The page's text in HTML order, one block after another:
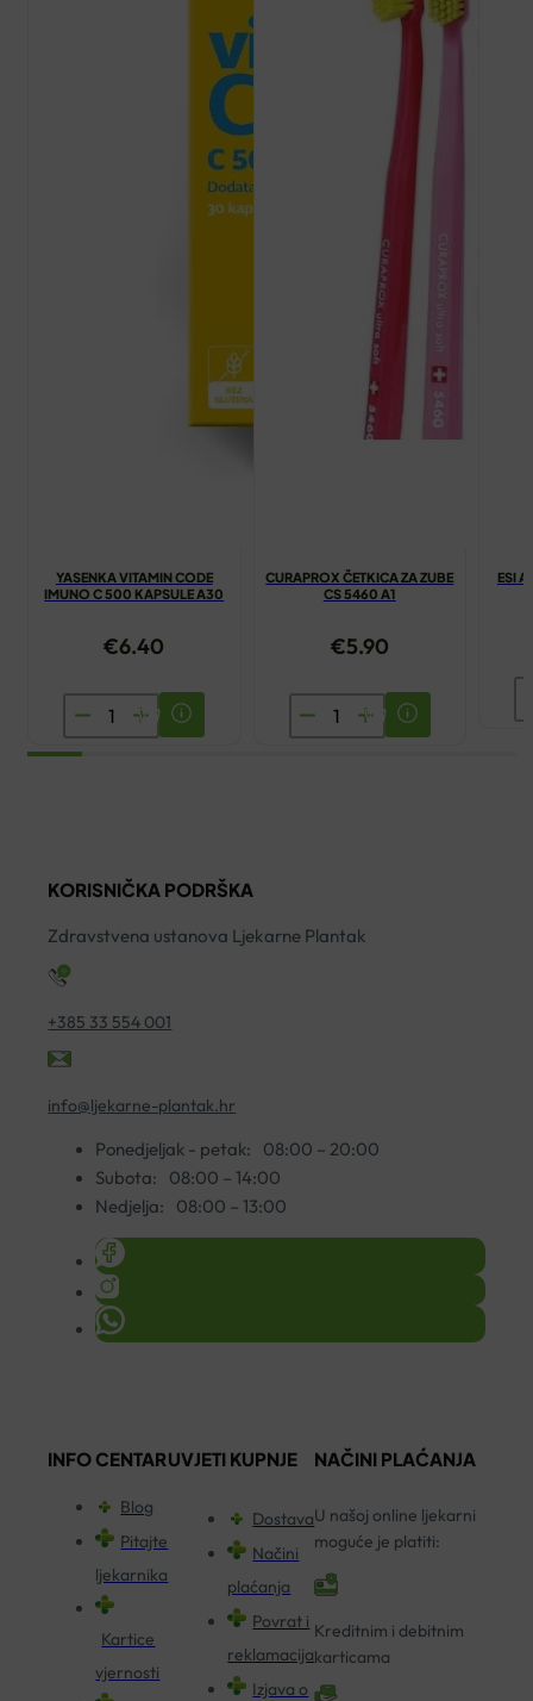
YASENKA VITAMIN CODE
IMUNO C 500 KAPSULE A30
€6.40
YASENKA
VITAMIN
KAPSULE
A30
CURAPROX ČETKICA ZA ZUBE
CS 5460 A1
€5.90
CURAPROX
ČETKICA
količina
ESI
KORISNIČKA PODRŠKA
Zdravstvena ustanova Ljekarne Plantak
+385 33 554 001
info@ljekarne-plantak.hr
Ponedjeljak - petak:
08:00 – 20:00
Subota:
08:00 – 14:00
Nedjelja:
08:00 – 13:00
INFO CENTAR
Blog
Pitajte
ljekarnika
Kartice
vjernosti
UVJETI KUPNJE
Dostava
Načini
plaćanja
Povrat i
reklamacija
Izjava o
NAČINI PLAĆANJA
U našoj online ljekarni
moguće je platiti:
Kreditnim i debitnim
karticama